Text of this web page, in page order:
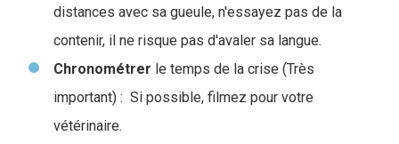
distances avec sa gueule, n'essayez pas de la
contenir, il ne risque pas d'avaler sa langue.
Chronométrer le temps de la crise (Très
important) : Si possible, filmez pour votre
vétérinaire.